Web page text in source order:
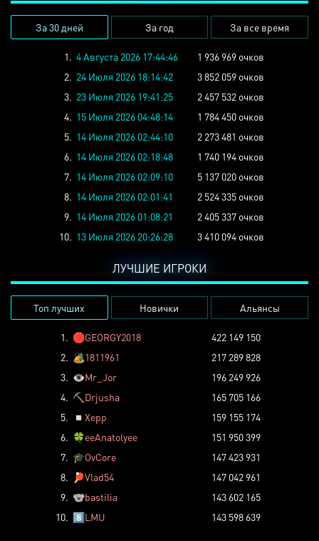
За 30 дней За год За все время
1. 4 Августа 2026 17:44:46
1 936 969 очков
2. 24 Июля 2026 18:14:42
3 852 059 очков
3. 23 Июля 2026 19:41:25
2 457 532 очков
4. 15 Июля 2026 04:48:14
1 784 450 очков
5. 14 Июля 2026 02:44:10
2 273 481 очков
6. 14 Июля 2026 02:18:48
1 740 194 очков
7. 14 Июля 2026 02:09:10
5 137 020 очков
8. 14 Июля 2026 02:01:41
2 524 335 очков
9. 14 Июля 2026 01:08:21
2 405 337 очков
10. 13 Июля 2026 20:26:28 3 410 094 очков
ЛУЧШИЕ ИГРОКИ
Топ лучших Новички Альянсы
1. 🛑GEORGY2018
422 149 150
2. 🏕️1811961
217 289 828
3. 👁️Mr_Jor
196 249 926
4. ⛏️ Drjusha
165 705 166
5.
◽ Xepp
159 155 174
6. 🍀eeAnatolyee
151 950 399
7. 🎓OvCore
147 423 931
8.
🏓Vlad54
147 042 961
9. 🐨bastilia
143 602 165
10. 8️⃣LMU 143 598 639